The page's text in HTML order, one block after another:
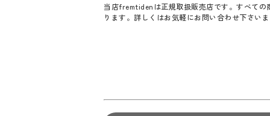
当店fremtidenは正規取扱販売店です。すべての
ります。詳しくはお気軽にお問い合わせ下さい